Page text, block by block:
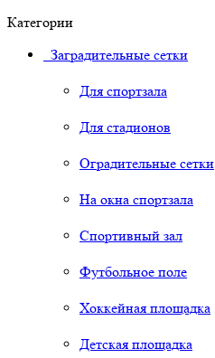
Категории
Заградительные сетки
Для спортзала
Для стадионов
Оградительные сетки
На окна спортзала
Спортивный зал
Футбольное поле
Хоккейная площадка
Детская площадка